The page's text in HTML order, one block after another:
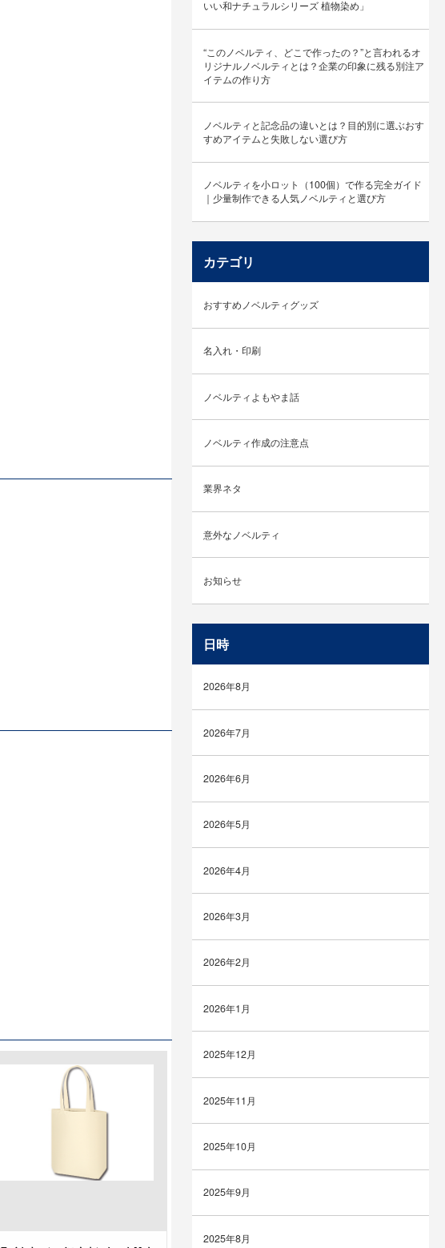
いい和ナチュラルシリーズ 植物染め」
“このノベルティ、どこで作ったの？”と言われるオ
リジナルノベルティとは？企業の印象に残る別注ア
イテムの作り方
ノベルティと記念品の違いとは？目的別に選ぶおす
すめアイテムと失敗しない選び方
ノベルティを小ロット（100個）で作る完全ガイド
｜少量制作できる人気ノベルティと選び方
カテゴリ
おすすめノベルティグッズ
名入れ・印刷
ノベルティよもやま話
ノベルティ作成の注意点
業界ネタ
意外なノベルティ
お知らせ
日時
2026年8月
2026年7月
2026年6月
2026年5月
2026年4月
2026年3月
2026年2月
2026年1月
2025年12月
2025年11月
2025年10月
2025年9月
2025年8月